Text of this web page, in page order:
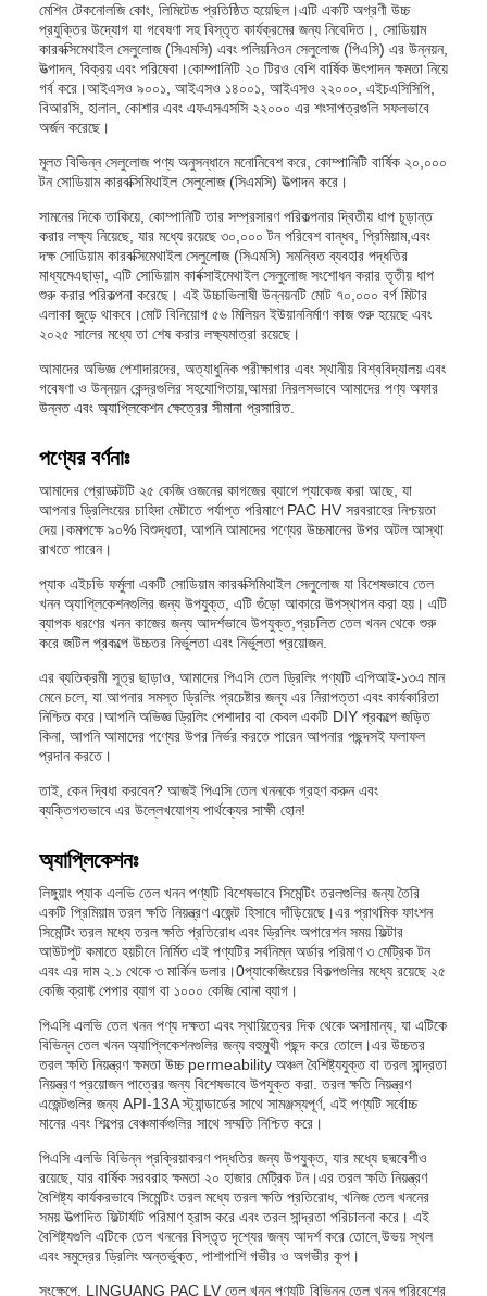
মেশিন টেকনোলজি কোং, লিমিটেড প্রতিষ্ঠিত হয়েছিল।এটি একটি অগ্রণী উচ্চ
প্রযুক্তির উদ্যোগ যা গবেষণা সহ বিস্তৃত কার্যক্রমের জন্য নিবেদিত।, সোডিয়াম
কারবক্সিমেথাইল সেলুলোজ (সিএমসি) এবং পলিয়নিওন সেলুলোজ (পিএসি) এর উন্নয়ন,
উত্পাদন, বিক্রয় এবং পরিষেবা।কোম্পানিটি ২০ টিরও বেশি বার্ষিক উৎপাদন ক্ষমতা নিয়ে
গর্ব করে।আইএসও ৯০০১, আইএসও ১৪০০১, আইএসও ২২০০০, এইচএসিসিপি,
বিআরসি, হালাল, কোশার এবং এফএসএসসি ২২০০০ এর শংসাপত্রগুলি সফলভাবে
অর্জন করেছে।
মূলত বিভিন্ন সেলুলোজ পণ্য অনুসন্ধানে মনোনিবেশ করে, কোম্পানিটি বার্ষিক ২০,০০০
টন সোডিয়াম কারবক্সিমিথাইল সেলুলোজ (সিএমসি) উত্পাদন করে।
সামনের দিকে তাকিয়ে, কোম্পানিটি তার সম্প্রসারণ পরিকল্পনার দ্বিতীয় ধাপ চূড়ান্ত
করার লক্ষ্য নিয়েছে, যার মধ্যে রয়েছে ৩০,০০০ টন পরিবেশ বান্ধব, প্রিমিয়াম,এবং
দক্ষ সোডিয়াম কারবক্সিমেথাইল সেলুলোজ (সিএমসি) সমন্বিত ব্যবহার পদ্ধতির
মাধ্যমেএছাড়া, এটি সোডিয়াম কার্বক্সাইমেথাইল সেলুলোজ সংশোধন করার তৃতীয় ধাপ
শুরু করার পরিকল্পনা করেছে। এই উচ্চাভিলাষী উন্নয়নটি মোট ৭০,০০০ বর্গ মিটার
এলাকা জুড়ে থাকবে।মোট বিনিয়োগ ৫৬ মিলিয়ন ইউয়াননির্মাণ কাজ শুরু হয়েছে এবং
২০২৫ সালের মধ্যে তা শেষ করার লক্ষ্যমাত্রা রয়েছে।
আমাদের অভিজ্ঞ পেশাদারদের, অত্যাধুনিক পরীক্ষাগার এবং স্থানীয় বিশ্ববিদ্যালয় এবং
গবেষণা ও উন্নয়ন কেন্দ্রগুলির সহযোগিতায়,আমরা নিরলসভাবে আমাদের পণ্য অফার
উন্নত এবং অ্যাপ্লিকেশন ক্ষেত্রের সীমানা প্রসারিত.
পণ্যের বর্ণনাঃ
আমাদের প্রোডাক্টটি ২৫ কেজি ওজনের কাগজের ব্যাগে প্যাকেজ করা আছে, যা
আপনার ড্রিলিংয়ের চাহিদা মেটাতে পর্যাপ্ত পরিমাণে PAC HV সরবরাহের নিশ্চয়তা
দেয়।কমপক্ষে ৯০% বিশুদ্ধতা, আপনি আমাদের পণ্যের উচ্চমানের উপর অটল আস্থা
রাখতে পারেন।
প্যাক এইচভি ফর্মুলা একটি সোডিয়াম কারবক্সিমিথাইল সেলুলোজ যা বিশেষভাবে তেল
খনন অ্যাপ্লিকেশনগুলির জন্য উপযুক্ত, এটি গুঁড়ো আকারে উপস্থাপন করা হয়। এটি
ব্যাপক ধরণের খনন কাজের জন্য আদর্শভাবে উপযুক্ত,প্রচলিত তেল খনন থেকে শুরু
করে জটিল প্রকল্পে উচ্চতর নির্ভুলতা এবং নির্ভুলতা প্রয়োজন.
এর ব্যতিক্রমী সূত্র ছাড়াও, আমাদের পিএসি তেল ড্রিলিং পণ্যটি এপিআই-১৩এ মান
মেনে চলে, যা আপনার সমস্ত ড্রিলিং প্রচেষ্টার জন্য এর নিরাপত্তা এবং কার্যকারিতা
নিশ্চিত করে।আপনি অভিজ্ঞ ড্রিলিং পেশাদার বা কেবল একটি DIY প্রকল্পে জড়িত
কিনা, আপনি আমাদের পণ্যের উপর নির্ভর করতে পারেন আপনার পছন্দসই ফলাফল
প্রদান করতে।
তাই, কেন দ্বিধা করবেন? আজই পিএসি তেল খননকে গ্রহণ করুন এবং
ব্যক্তিগতভাবে এর উল্লেখযোগ্য পার্থক্যের সাক্ষী হোন!
অ্যাপ্লিকেশনঃ
লিঙ্গুয়াং প্যাক এলভি তেল খনন পণ্যটি বিশেষভাবে সিমেন্টিং তরলগুলির জন্য তৈরি
একটি প্রিমিয়াম তরল ক্ষতি নিয়ন্ত্রণ এজেন্ট হিসাবে দাঁড়িয়েছে।এর প্রাথমিক ফাংশন
সিমেন্টিং তরল মধ্যে তরল ক্ষতি প্রতিরোধ এবং ড্রিলিং অপারেশন সময় ফিল্টার
আউটপুট কমাতে হয়চীনে নির্মিত এই পণ্যটির সর্বনিম্ন অর্ডার পরিমাণ ৩ মেট্রিক টন
এবং এর দাম ২.১ থেকে ৩ মার্কিন ডলার।0প্যাকেজিংয়ের বিকল্পগুলির মধ্যে রয়েছে ২৫
কেজি ক্রাফ্ট পেপার ব্যাগ বা ১০০০ কেজি বোনা ব্যাগ।
পিএসি এলভি তেল খনন পণ্য দক্ষতা এবং স্থায়িত্বের দিক থেকে অসামান্য, যা এটিকে
বিভিন্ন তেল খনন অ্যাপ্লিকেশনগুলির জন্য বহুমুখী পছন্দ করে তোলে।এর উচ্চতর
তরল ক্ষতি নিয়ন্ত্রণ ক্ষমতা উচ্চ permeability অঞ্চল বৈশিষ্ট্যযুক্ত বা তরল সান্দ্রতা
নিয়ন্ত্রণ প্রয়োজন পাত্রের জন্য বিশেষভাবে উপযুক্ত করা. তরল ক্ষতি নিয়ন্ত্রণ
এজেন্টগুলির জন্য API-13A স্ট্যান্ডার্ডের সাথে সামঞ্জস্যপূর্ণ, এই পণ্যটি সর্বোচ্চ
মানের এবং শিল্পের বেঞ্চমার্কগুলির সাথে সম্মতি নিশ্চিত করে।
পিএসি এলভি বিভিন্ন প্রক্রিয়াকরণ পদ্ধতির জন্য উপযুক্ত, যার মধ্যে ছদ্মবেশীও
রয়েছে, যার বার্ষিক সরবরাহ ক্ষমতা ২০ হাজার মেট্রিক টন।এর তরল ক্ষতি নিয়ন্ত্রণ
বৈশিষ্ট্য কার্যকরভাবে সিমেন্টিং তরল মধ্যে তরল ক্ষতি প্রতিরোধ, খনিজ তেল খননের
সময় উত্পাদিত ফিল্টার্যাট পরিমাণ হ্রাস করে এবং তরল সান্দ্রতা পরিচালনা করে। এই
বৈশিষ্ট্যগুলি এটিকে তেল খননের বিস্তৃত দৃশ্যের জন্য আদর্শ করে তোলে,উভয় স্থল
এবং সমুদ্রের ড্রিলিং অন্তর্ভুক্ত, পাশাপাশি গভীর ও অগভীর কূপ।
সংক্ষেপে, LINGUANG PAC LV তেল খনন পণ্যটি বিভিন্ন তেল খনন পরিবেশের